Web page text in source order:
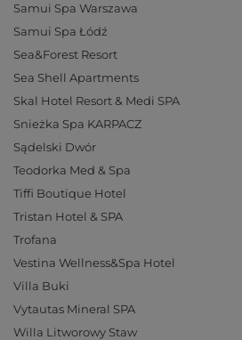
Samui Spa Warszawa
Samui Spa Łódź
Sea&Forest Resort
Sea Shell Apartments
Skal Hotel Resort & Medi SPA
Snieżka Spa KARPACZ
Sądelski Dwór
Teodorka Med & Spa
Tiffi Boutique Hotel
Tristan Hotel & SPA
Trofana
Vestina Wellness&Spa Hotel
Villa Buki
Vytautas Mineral SPA
Willa Litworowy Staw